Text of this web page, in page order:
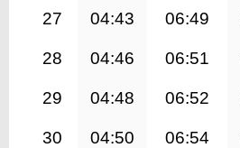
27 04:43 06:49
28 04:46 06:51
29 04:48 06:52
30 04:50 06:54